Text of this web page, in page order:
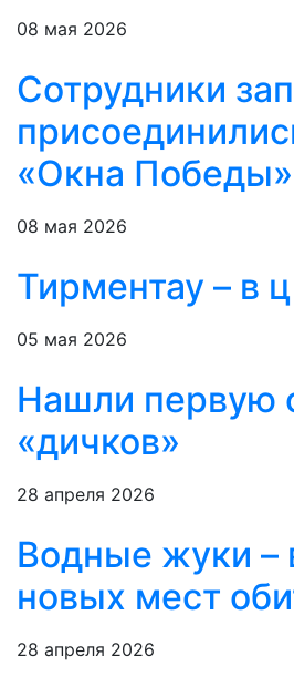
08 мая 2026
Сотрудники
«Окна
08 мая 2026
Тирментау – в
05 мая 2026
Нашли первую
«дичков»
28 апреля 2026
Водные жуки –
новых мест
28 апреля 2026